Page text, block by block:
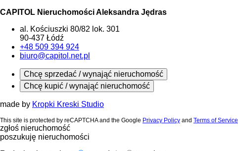
CAPITOL Nieruchomości Aleksandra Jędras
al. Kościuszki 80/82 lok. 301
90-437 Łódź
+48 509 394 924
biuro@capitol.net.pl
Chcę sprzedać / wynająć nieruchomość
Chcę kupić / wynająć nieruchomość
made by Kropki Kreski Studio
This site is protected by reCAPTCHA and the Google Privacy Policy and Terms of Service
zgłoś nieruchomość
poszukuję nieruchomości